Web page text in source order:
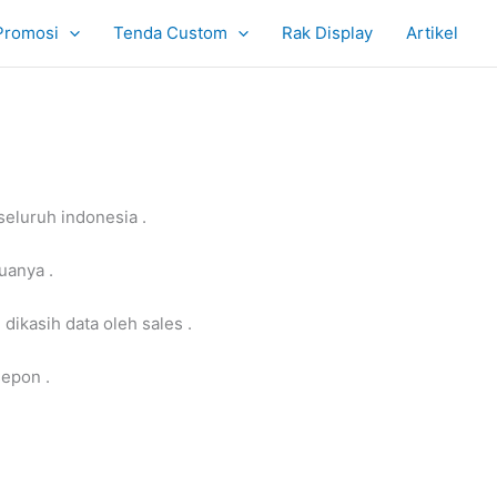
Tenda Custom Rak Display Artikel
indonesia .
.
data oleh sales .
.